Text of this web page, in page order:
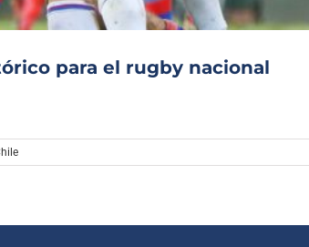
para el rugby nacional